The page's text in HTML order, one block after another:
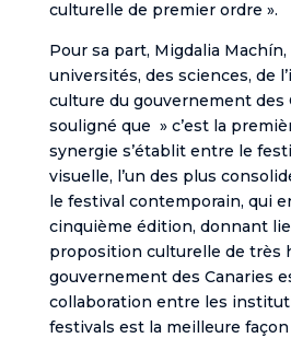
culturelle de premier ordre ».
Pour sa part, Migdalia
universités, des sciences, de
culture du gouvernement des
souligné que » c’est la
synergie s’établit entre le
visuelle, l’un des plus
le festival contemporain, qui
cinquième édition, donnant
proposition culturelle de très
gouvernement des Canaries
collaboration entre les
festivals est la meilleure